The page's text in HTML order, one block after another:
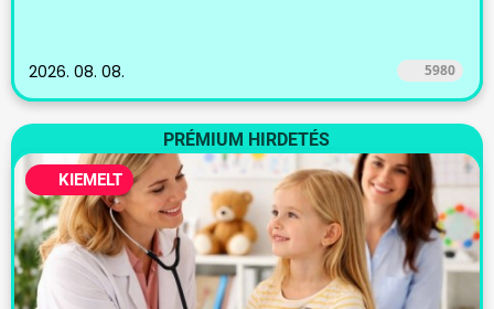
2026. 08. 08. 5980
PRÉMIUM HIRDETÉS
KIEMELT